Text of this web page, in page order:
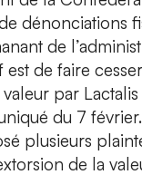
dénonciations
de
de faire
par
du 7
plusieurs
de la